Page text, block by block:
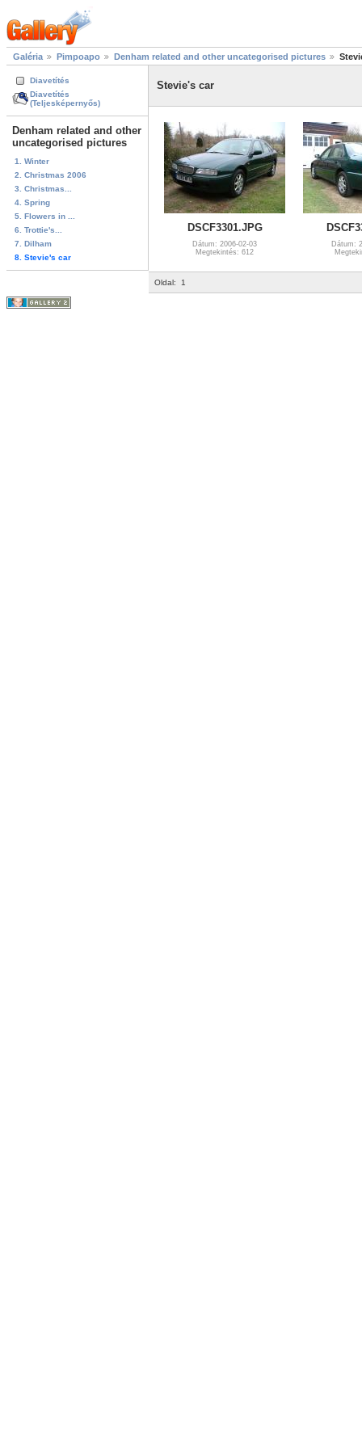
Galéria Pimpoapo Denham related and other uncategorised pictures
Diavetítés
Diavetítés
(Teljesképernyős)
Denham related and other
uncategorised pictures
1. Winter
2. Christmas 2006
3. Christmas...
4. Spring
5. Flowers in ...
6. Trottie's...
7. Dilham
8. Stevie's car
Stevie's car
DSCF3301.JPG
Dátum: 2006-02-03
Megtekintés: 612
Dátum:
Oldal: 1